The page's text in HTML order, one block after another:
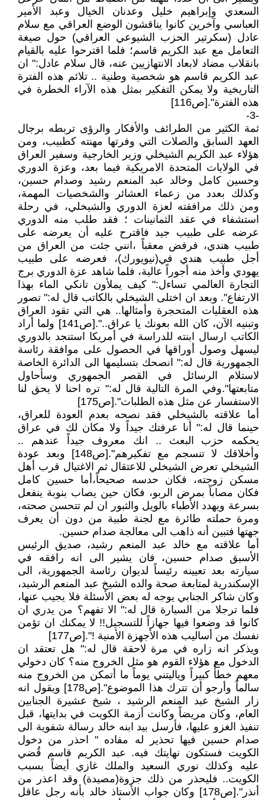
السعدي وإبراهيم خليل وعدنان الخيال وعبد الأمير
العباسي وآخرين كانوا يناقشون الوضع العراقي مع سلام
عادل (سكرتير الحزب الشيوعي العراقي) حول صيغة
التعامل مع عبد الكريم قاسم؛ فلما اقترحوا عليه بالقيام
بانقلاب مضاد لابعاد الانتهازيين عنه، قال سلام عادل:" ان
عبد الكريم قاسم هو شخصية وطنية .. تلائم هذه الفترة
التاريخية ولا يمكن التفكير بمثل هذه الآراء الخطرة في
هذه الفترة".[ص116]
-3-
ثمة الكثير من الطرائف والأفكار والرؤى تربطه برجال
العهد السابق والصلات التي وفرتها مهنته كطبيب، ومن
هؤلاء عبد الكريم الشيخلي وزير الخارجية وسفير العراق
في الولايات المتحدة الامريكية فيما بعد، وعزة الدوري
وحسين كامل وخالد عبد المنعم رشيد وصدام حسين،
وكذلك بعدد من زعماء العشائر والشخصيات المهمة،
ومن ذلك مرافقته لعزة الدوري والشيخلي، في رحلة
استشفاء في عقد الثمانينات ؛ فقد طلب منه الدوري
عرضه على طبيب جيد فاقترح عليه أن يعرضه على
طبيب هندي، فرفض معقباً ،انني جئت من العراق من
أجل طبيب هندي في(نيويورك)، فعرضه على طبيب
يهودي وأخذ منه أجوراً عالية، فلما شاهد عزة الدوري برج
التجارة العالمي تساءل:" كيف يملأون تانكي الماء بهذا
الارتفاع". وبعد ان اختلى الشيخلي بالكاتب قال له:" تصور
هذه العقليات المتحجرة وأمثالها.. هي التي تقود العراق
وتبنيه الآن، كان الله بعونك يا عراق..".[ص141] ولما أراد
الكاتب ارسال ابنته للدراسة في أمريكا استنجد بالدوري
ليسهل وصول أوراقها في الحصول على موافقة رئاسة
الجمهورية قال له:" انصحك بتسليمها الى الدائرة الخاصة
لاستلام الرسائل في القصر الجمهوري وسأحاول
متابعتها".وفي المرة التالية قال له:" تره احنا لا يحق لنا
الاستفسار عن مثل هذه الطلبات".[ص175]
أما علاقته بالشيخلي فقد نصحه بعدم العودة للعراق،
حينما قال له:" أنا عرفتك جيداً ولا مكان لك في عراق
يحكمه حزب البعث .. انك معروف جيداً عندهم ..
وأخلاقك لا تنسجم مع تفكيرهم".[ص148] وبعد عودة
الشيخلي تعرض الشيخلي للاعتقال ثم الاغتيال قرب أهل
مسكن زوجته، فكان حدسه صحيحاً،أما حسين كامل
فكان مصاباً بمرض الربو، فكان حين يصاب بنوبة ينفعل
بسرعة ويهدد الأطباء بالويل والثبور ان لم تتحسن صحته،
ومرة حملته طائرة مع لجنة طبية من دون أن يعرف
جهتها فتبين أنه ذاهب الى معالجة صدام حسين.
أما علاقته مع خالد عبد المنعم رشيد، صديق الرئيس
الأسبق صدام حسين، فان يشير الى انه رافقه في
سيارته بعد تعيينه رئيساً لديوان رئاسة الجمهورية، الى
الإسكندرية لمتابعة صحة والده الشيخ عبد المنعم الرشيد،
وكان شاكر الجنابي يوجه له بعض الأسئلة فلا يجيب عنها،
فلما ترجلا من السيارة قال له:" الا تفهم؟ من يدري ان
كانوا قد وضعوا فيها جهازاً للتسجيل!! لا يمكنك ان تؤمن
نفسك من أساليب هذه الأجهزة الأمنية !".[ص177]
ويذكر انه زاره في مرة لاحقة قال له:" هل تعتقد ان
الدخول مع هؤلاء القوم هو مثل الخروج منه؟ كان دخولي
معهم خطأً كبيراً وياليتني يوماً ما أتمكن من الخروج منه
سالماً وأرجو أن تترك هذا الموضوع".[ص178] ويقول انه
زار الشيخ عبد المنعم الرشيد ، شيخ عشيرة الجنابين
العام، وكان مريضاً وكانت أزمة الكويت في بدايتها، قبل
تنفيذ الغزو عليها، فأرسل بيد ابنه خالد رسالة شفوية الى
صدام حسين فيها تحذير له مفاده " احذر من دخول
الكويت فستكون نهايتك فيه. عبد الكريم قاسم قُضي
عليه وكذلك نوري السعيد والملك غازي أيضاً بسبب
الكويت.. فليحذر من ذلك جزوة(مصيدة) وقد اعذر من
أنذر".[ص178] وكان جواب الأستاذ خالد بأنه رجل عاقل